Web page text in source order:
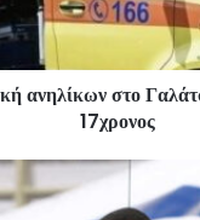
ανηλίκων στο
17χρονος